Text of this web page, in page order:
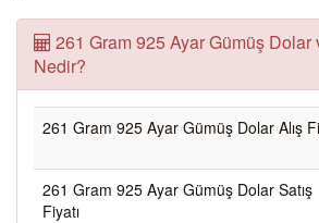
261 Gram 925 Ayar Gümüş Dolar
Nedir?
261 Gram 925 Ayar Gümüş Dolar Alış
261 Gram 925 Ayar Gümüş Dolar Satış
Fiyatı